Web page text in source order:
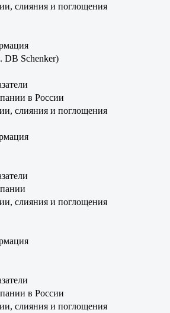
слияния и поглощения
DB Schenker)
в России
слияния и поглощения
слияния и поглощения
в России
слияния и поглощения